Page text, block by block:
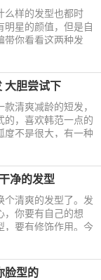
么样的发型也都时
明星的颜值，但是自
带你看看这两种发
看你喜不喜欢。
大胆尝试下
清爽减龄的短发，
的，喜欢韩范一点的
度不是很大，有一种
起来吧。
净的发型
个清爽的发型了。发
，你要有自己的想
，要有修饰作用。今
发型，有喜欢的就
脸型的